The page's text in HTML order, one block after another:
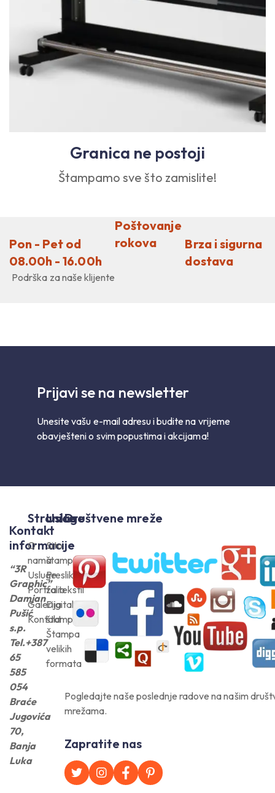
Granica ne postoji
Štampamo sve što zamislite!
Pon - Pet od
08.00h - 16.00h
Podrška za naše klijente
Poštovanje
rokova
Brza i sigurna
dostava
Prijavi se na newsletter
Unesite vašu e-mail adresu i budite na vrijeme
obavješteni o svim popustima i akcijama!
Kontakt
informacije
“3R
Graphic”
Damjan
Pušić
s.p.
Tel.+387
65
585
054
Braće
Jugovića
70,
Banja
Luka
Stranice
O
nama
Usluge
Portfolio
Galerija
Kontakt
Usluge
Sito
štampa
Preslikači
za tekstil
Digitalna
štampa
Štampa
velikih
formata
Društvene mreže
Pogledajte naše poslednje radove na našim
mrežama.
Zapratite nas